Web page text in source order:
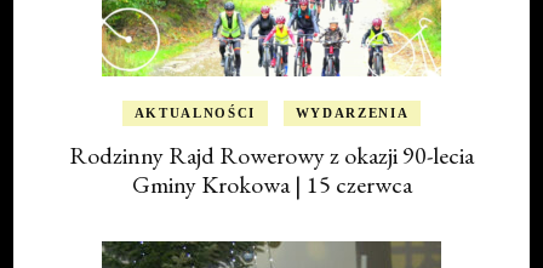
AKTUALNOŚCI WYDARZENIA
Rodzinny Rajd Rowerowy z okazji 90-lecia
Gminy Krokowa | 15 czerwca